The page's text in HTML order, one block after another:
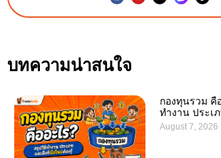
บทความน่าสนใจ
กองทุนรวม คื
ทำงาน ประเ
August 7, 2026